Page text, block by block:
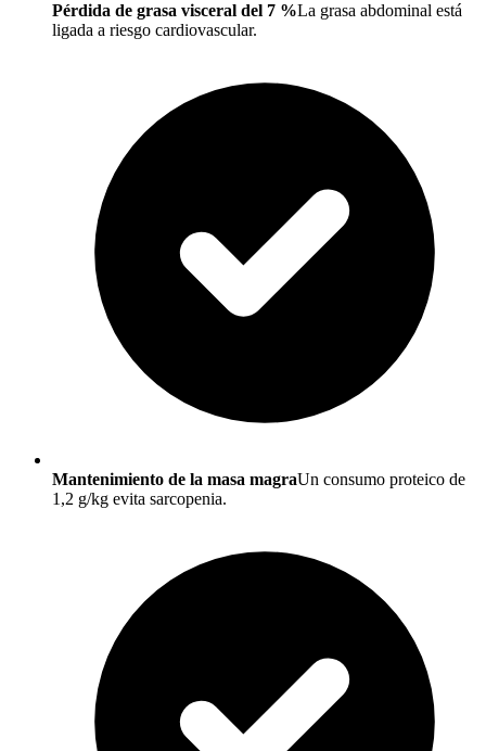
Pérdida de grasa visceral del 7 %La grasa abdominal está
ligada a riesgo cardiovascular.
Mantenimiento de la masa magraUn consumo proteico de
1,2 g/kg evita sarcopenia.